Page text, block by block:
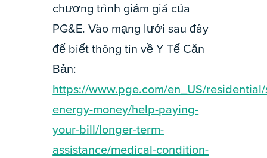
chương trình giảm giá của
PG&E. Vào mạng lưới sau đây
để biết thông tin về Y Tế Căn
Bản:
https://www.pge.com/en_US/
energy-money/help-paying-
your-bill/longer-term-
assistance/medical-condition-